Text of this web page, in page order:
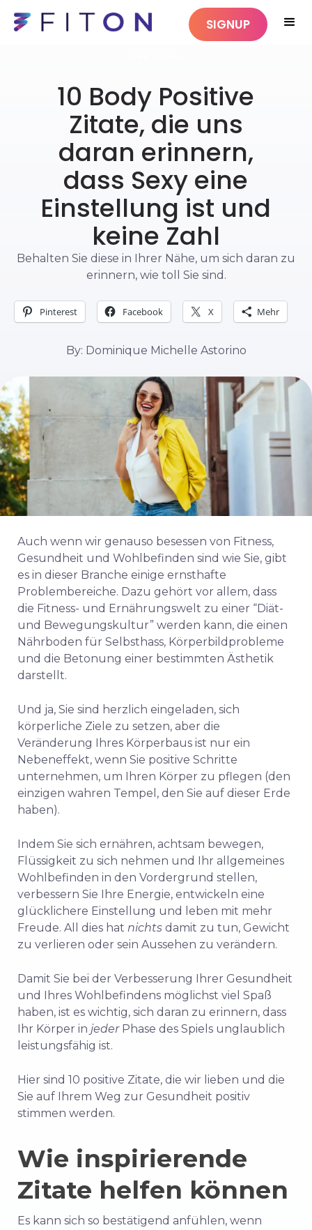
SIGNUP
10 Body Positive
Zitate, die uns
daran erinnern,
dass Sexy eine
Einstellung ist und
keine Zahl
Behalten Sie diese in Ihrer Nähe, um sich daran zu
erinnern, wie toll Sie sind.
Pinterest Facebook X Mehr
By: Dominique Michelle Astorino
Auch wenn wir genauso besessen von Fitness,
Gesundheit und Wohlbefinden sind wie Sie, gibt
es in dieser Branche einige ernsthafte
Problembereiche. Dazu gehört vor allem, dass
die Fitness- und Ernährungswelt zu einer “Diät-
und Bewegungskultur” werden kann, die einen
Nährboden für Selbsthass, Körperbildprobleme
und die Betonung einer bestimmten Ästhetik
darstellt.
Und ja, Sie sind herzlich eingeladen, sich
körperliche Ziele zu setzen, aber die
Veränderung Ihres Körperbaus ist nur ein
Nebeneffekt, wenn Sie positive Schritte
unternehmen, um Ihren Körper zu pflegen (den
einzigen wahren Tempel, den Sie auf dieser Erde
haben).
Indem Sie sich ernähren, achtsam bewegen,
Flüssigkeit zu sich nehmen und Ihr allgemeines
Wohlbefinden in den Vordergrund stellen,
verbessern Sie Ihre Energie, entwickeln eine
glücklichere Einstellung und leben mit mehr
Freude. All dies hat nichts damit zu tun, Gewicht
zu verlieren oder sein Aussehen zu verändern.
Damit Sie bei der Verbesserung Ihrer Gesundheit
und Ihres Wohlbefindens möglichst viel Spaß
haben, ist es wichtig, sich daran zu erinnern, dass
Ihr Körper in jederPhase des Spiels unglaublich
leistungsfähig ist.
Hier sind 10 positive Zitate, die wir lieben und die
Sie auf Ihrem Weg zur Gesundheit positiv
stimmen werden.
Wie inspirierende
Zitate helfen können
Es kann sich so bestätigend anfühlen, wenn